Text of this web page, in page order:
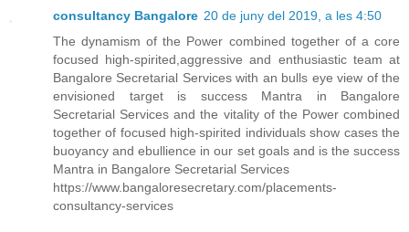
consultancy Bangalore 20 de juny del 2019, a les 4:50
The dynamism of the Power combined together of a core
focused high-spirited,aggressive and enthusiastic team at
Bangalore Secretarial Services with an bulls eye view of the
envisioned target is success Mantra in Bangalore
Secretarial Services and the vitality of the Power combined
together of focused high-spirited individuals show cases the
buoyancy and ebullience in our set goals and is the success
Mantra in Bangalore Secretarial Services
https://www.bangaloresecretary.com/placements-
consultancy-services